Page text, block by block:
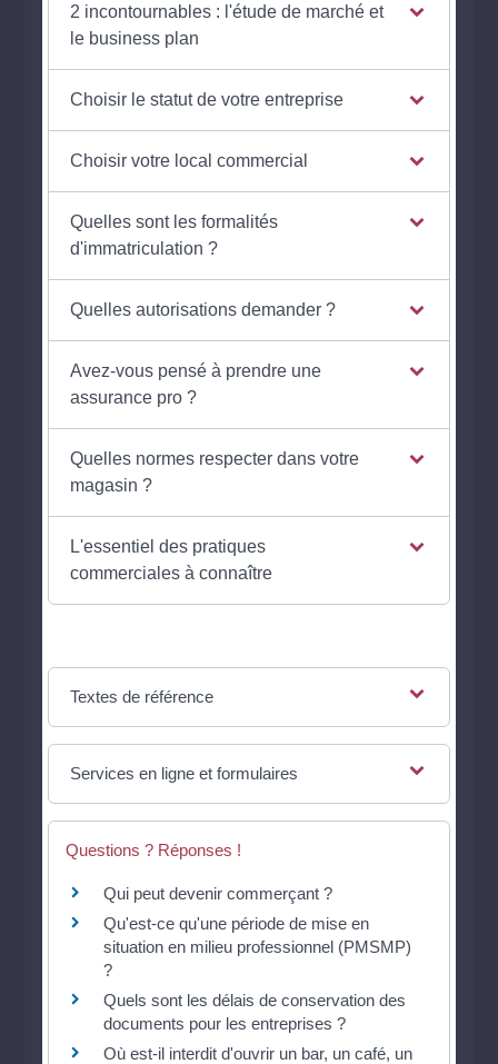
2 incontournables : l'étude de marché et
le business plan
Choisir le statut de votre entreprise
Choisir votre local commercial
Quelles sont les formalités
d'immatriculation ?
Quelles autorisations demander ?
Avez-vous pensé à prendre une
assurance pro ?
Quelles normes respecter dans votre
magasin ?
L'essentiel des pratiques
commerciales à connaître
Textes de référence
Services en ligne et formulaires
Questions ? Réponses !
Qui peut devenir commerçant ?
Qu'est-ce qu'une période de mise en
situation en milieu professionnel (PMSMP)
?
Quels sont les délais de conservation des
documents pour les entreprises ?
Où est-il interdit d'ouvrir un bar, un café, un